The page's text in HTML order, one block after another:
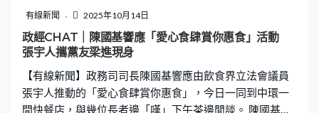
有線新聞 2025年10月14日
政經CHAT｜陳國基響應「愛心食肆賞你惠食」活動
張宇人攜黨友梁進現身
【有線新聞】政務司司長陳國基響應由飲食界立法會議員
張宇人推動的「愛心食肆賞你惠食」，今日一同到中環一
間快餐店，與幾位長者邊「嘆」下午茶邊閒談。 陳國基在